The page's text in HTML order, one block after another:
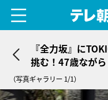
『全力坂』に
挑む！47歳なが
（写真ギャラリー 1/1）